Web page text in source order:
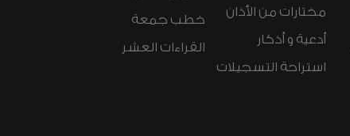
مختارات من الأذان
أدعية و أذكار
استراحة التسجيلات
خطب جمعة
القراءات العشر